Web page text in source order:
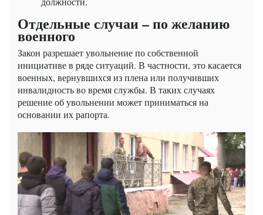
Отдельные случаи – по желанию
военного
Закон разрешает увольнение по собственной
инициативе в ряде ситуаций. В частности, это касается
военных, вернувшихся из плена или получивших
инвалидность во время службы. В таких случаях
решение об увольнении может приниматься на
основании их рапорта.